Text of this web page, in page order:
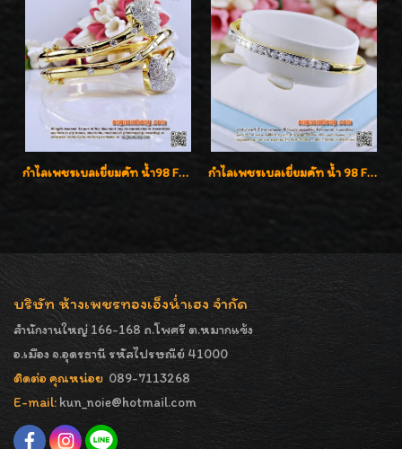
กำไลเพชรเบลเยี่ยมคัท น้ำ98 F-Color/VVS น้ำหนักเพชรรวม 3.00 กะรัต สวยไม่ซ้ำใครค่ะ กำไลเพชรเบลเยี่ยมคัท น้ำ 98 F-Color/VVS เพชร 22 เม็ด น้ำหนักเพชรรวม 1.97 กะรัต ตัวเรือนตัน หนาแข็งแรง เพชรสวย ขาวจั๊ว ทุกเม็ด เล่นไฟ่วิ้งสุดๆค่ะ เปิดราคาโปรโมชั่น ถูกสุดๆค่ะ
บริษัท ห้างเพชรทองเอ็งน่ำเฮง จำกัด
สำนักงานใหญ่ 166-168 ถ.โพศรี ต.หมากแข้ง
อ.เมือง จ.อุดรธานี รหัสไปรษณีย์ 41000
ติดต่อ คุณหน่อย 089-7113268
E-mail: kun_noie@hotmail.com